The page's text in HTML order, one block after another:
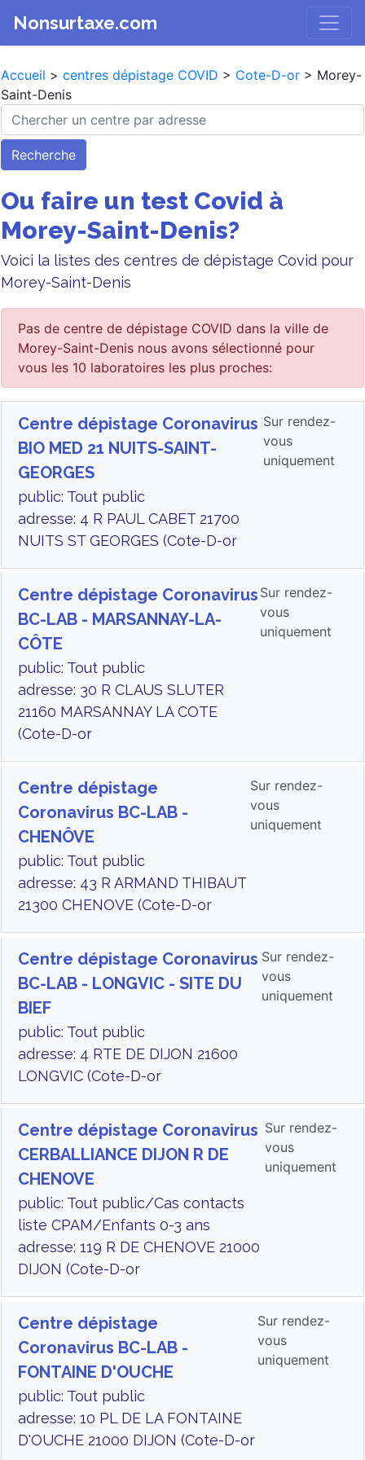
Nonsurtaxe.com
Accueil > centres dépistage COVID > Cote-D-or > Morey-
Saint-Denis
Recherche
Ou faire un test Covid à
Morey-Saint-Denis?
Voici la listes des centres de dépistage Covid pour
Morey-Saint-Denis
Pas de centre de dépistage COVID dans la ville de
Morey-Saint-Denis nous avons sélectionné pour
vous les 10 laboratoires les plus proches:
Centre dépistage Coronavirus
BIO MED 21 NUITS-SAINT-
GEORGES
public: Tout public
adresse: 4 R PAUL CABET 21700
NUITS ST GEORGES (Cote-D-or
Sur rendez-
vous
uniquement
Centre dépistage Coronavirus
BC-LAB - MARSANNAY-LA-
CÔTE
public: Tout public
adresse: 30 R CLAUS SLUTER
21160 MARSANNAY LA COTE
(Cote-D-or
Sur rendez-
vous
uniquement
Centre dépistage
Coronavirus BC-LAB -
CHENÔVE
public: Tout public
adresse: 43 R ARMAND THIBAUT
21300 CHENOVE (Cote-D-or
Sur rendez-
vous
uniquement
Centre dépistage Coronavirus
BC-LAB - LONGVIC - SITE DU
BIEF
public: Tout public
adresse: 4 RTE DE DIJON 21600
LONGVIC (Cote-D-or
Sur rendez-
vous
uniquement
Centre dépistage Coronavirus
CERBALLIANCE DIJON R DE
CHENOVE
public: Tout public/Cas contacts
liste CPAM/Enfants 0-3 ans
adresse: 119 R DE CHENOVE 21000
DIJON (Cote-D-or
Sur rendez-
vous
uniquement
Centre dépistage
Coronavirus BC-LAB -
FONTAINE D'OUCHE
public: Tout public
adresse: 10 PL DE LA FONTAINE
D'OUCHE 21000 DIJON (Cote-D-or
Sur rendez-
vous
uniquement